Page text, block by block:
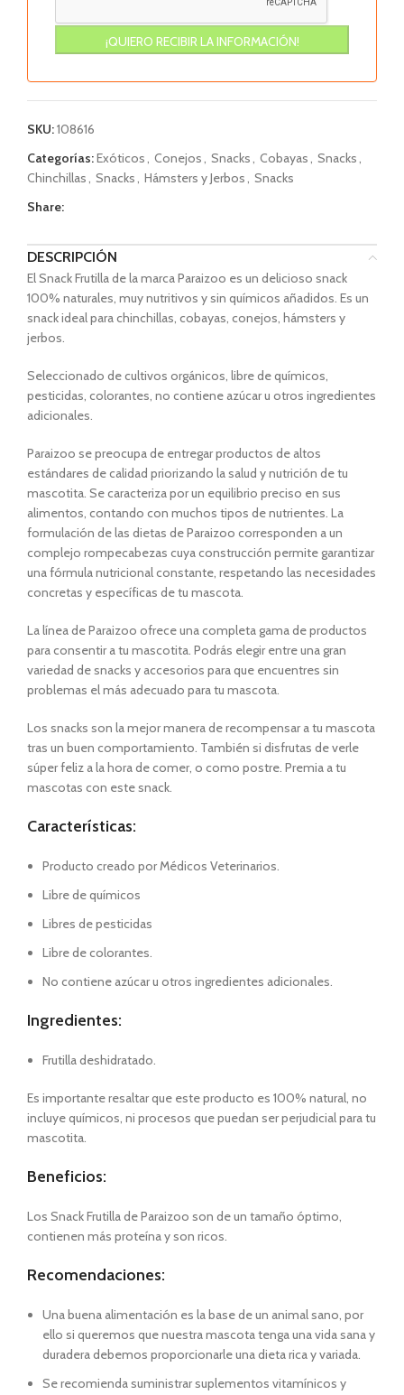
SKU:108616
Categorías:Exóticos, Conejos, Snacks, Cobayas, Snacks,
Chinchillas, Snacks, Hámsters y Jerbos, Snacks
Share:
DESCRIPCIÓN
El Snack Frutilla de la marca Paraizoo es un delicioso snack
100% naturales, muy nutritivos y sin químicos añadidos. Es un
snack ideal para chinchillas, cobayas, conejos, hámsters y
jerbos.
Seleccionado de cultivos orgánicos, libre de químicos,
pesticidas, colorantes, no contiene azúcar u otros ingredientes
adicionales.
Paraizoo se preocupa de entregar productos de altos
estándares de calidad priorizando la salud y nutrición de tu
mascotita. Se caracteriza por un equilibrio preciso en sus
alimentos, contando con muchos tipos de nutrientes. La
formulación de las dietas deParaizoo corresponden a un
complejo rompecabezas cuya construcción permite garantizar
una fórmula nutricional constante, respetando las necesidades
concretas y específicas detu mascota.
La línea deParaizoo ofrece una completa gama de productos
para consentir a tu mascotita. Podrás elegir entre una gran
variedad de snacks y accesorios para que encuentres sin
problemas el más adecuado para tu mascota.
Los snacks son la mejor manera de recompensar a tu mascota
tras un buen comportamiento. También si disfrutas de verle
súper feliz a la hora de comer, o como postre. Premia a tu
mascotas con este snack.
Características:
Producto creado por Médicos Veterinarios.
Libre de químicos
Libres de pesticidas
Libre de colorantes.
No contiene azúcar u otros ingredientes adicionales.
Ingredientes:
Frutilla deshidratado.
Es importante resaltar que este producto es 100% natural, no
incluye químicos, ni procesos que puedan ser perjudicial para tu
mascotita.
Beneficios:
Los Snack Frutilla de Paraizoo son de un tamaño óptimo,
contienen más proteína y son ricos.
Recomendaciones:
Una buena alimentación es la base de un animal sano, por
ello si queremos que nuestra mascota tenga una vida sana y
duradera debemos proporcionarle una dieta rica y variada.
Se recomienda suministrar suplementos vitamínicos y